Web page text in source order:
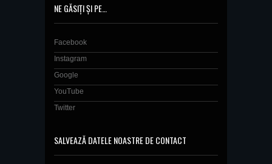
NE GĂSIȚI ȘI PE…
Facebook
Instagram
Google
YouTube
Twitter
SALVEAZĂ DATELE NOASTRE DE CONTACT